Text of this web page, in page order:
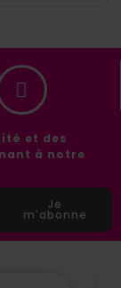
et des
à notre
Je
m'abonne